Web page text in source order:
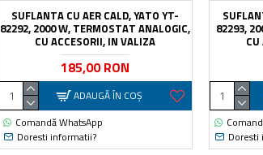
SUFLANTA CU AER CALD, YATO YT-
82292, 2000 W, TERMOSTAT ANALOGIC,
CU ACCESORII, IN VALIZA
185,00 RON
ADAUGĂ ÎN COŞ
Comandă WhatsApp
Doresti informatii?
82293,
Doresti